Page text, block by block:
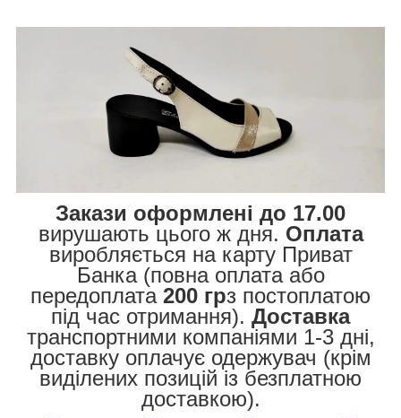
Закази оформлені до 17.00
вирушають цього ж дня. Оплата
виробляється на карту Приват
Банка (повна оплата або
передоплата200 грз постоплатою
під час отримання). Доставка
транспортними компаніями 1-3 дні,
доставку оплачує одержувач (крім
виділених позицій із безплатною
доставкою).